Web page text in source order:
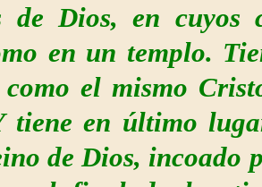
de Dios, en cuyos
en un templo.
el mismo
tiene en último
de Dios, incoado